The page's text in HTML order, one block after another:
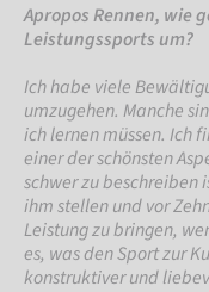
Apropos Rennen, wie
Leistungssports um?
Ich habe viele
umzugehen. Manche
ich lernen müssen. Ich
einer der schönsten
schwer zu beschreiben
ihm stellen und vor
Leistung zu bringen,
es, was den Sport zur
konstruktiver und